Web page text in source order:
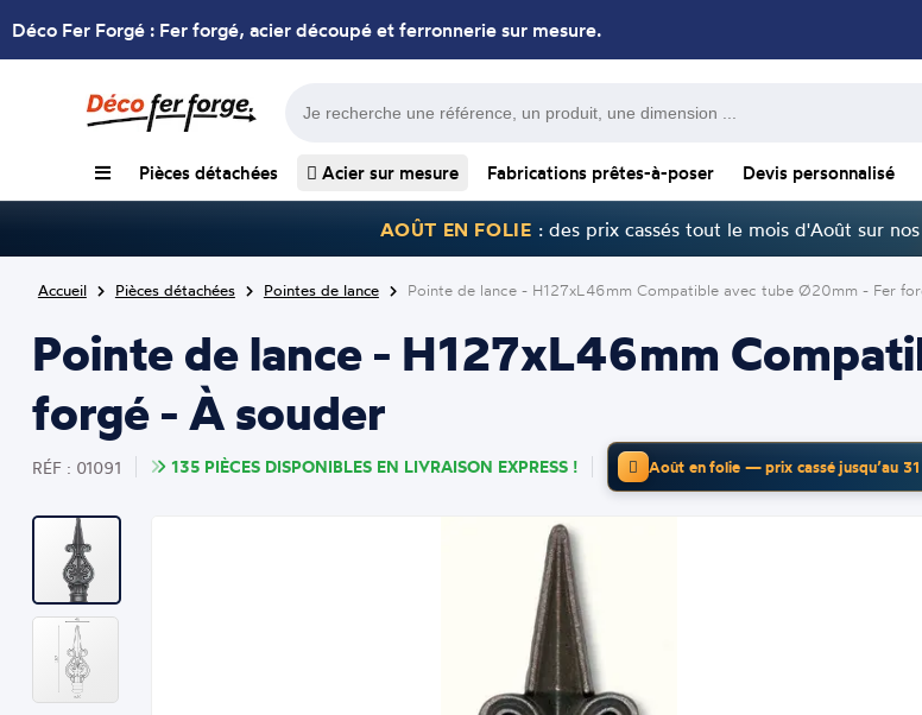
Déco Fer Forgé : Fer forgé, acier découpé et ferronnerie sur mesure.
Pièces détachées Acier sur mesure Fabrications prêtes-à-poser Devis personnalisé
AOÛT EN FOLIE : des prix cassés tout le mois d'Août sur
Accueil Pièces détachées Pointes de lance Pointe de lance - H127xL46mm Compatible avec tube Ø20mm - Fer
Pointe de lance - H127xL46mm
forgé - À souder
RÉF : 01091 135 PIÈCES DISPONIBLES EN LIVRAISON EXPRESS ! Août en folie — prix cassé jusqu’au